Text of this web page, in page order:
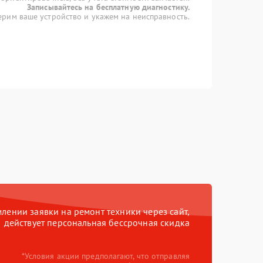
Записывайтесь на бесплатную диагностику.
ваше устройство и укажем на неисправность.
заявки на ремонт техники через сайт,
действует персональная бессрочная скидка
*Условия акции предполагают, что отправляя